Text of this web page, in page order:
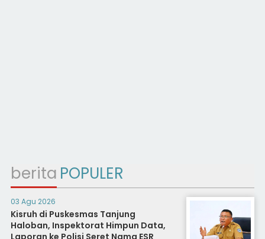
berita POPULER
03 Agu 2026
Kisruh di Puskesmas Tanjung
Haloban, Inspektorat Himpun Data,
Laporan ke Polisi Seret Nama ESR